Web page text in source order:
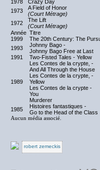
1978
Crazy Day
1973
A Field of Honor
(Court Métrage)
1972
The Lift
(Court Métrage)
Année Titre
1999
The 20th Century: The
1993
Johnny Bago -
Johnny Bago Free at Last
1991
Two-Fisted Tales - Yellow
1989
Les Contes de la crypte, -
And All Through the House
Les Contes de la crypte, -
Yellow
Les Contes de la crypte -
You
Murderer
1985
Histoires fantastiques -
Go to the Head of the Class
Aucun média associé.
robert zemeckis